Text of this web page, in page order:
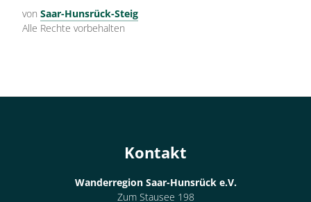
von Saar-Hunsrück-Steig
Alle Rechte vorbehalten
Kontakt
Wanderregion Saar-Hunsrück e.V.
Zum Stausee 198